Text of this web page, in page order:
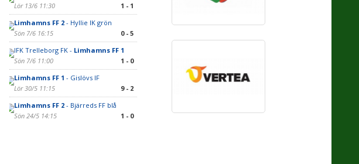
Lör 13/6 11:30
1 - 1
Limhamns FF 2- Hyllie IK grön
Sön 7/6 16:15
0 - 5
IFK Trelleborg FK - Limhamns FF 1
Sön 7/6 11:00
1 - 0
Limhamns FF 1 - Gislövs IF
Lör 30/5 11:15
9 - 2
Limhamns FF 2- Bjärreds FF blå
Sön 24/5 14:15
1 - 0